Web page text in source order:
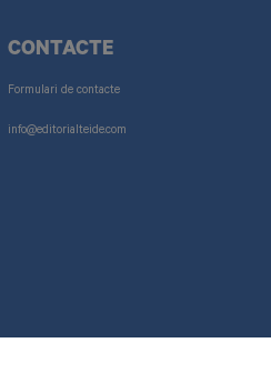
CONTACTE
Formulari de contacte
info@editorialteide.com